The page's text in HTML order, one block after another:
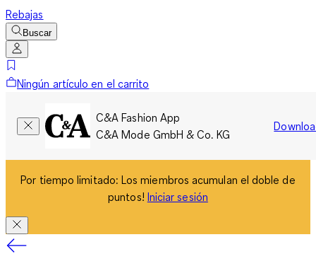
Rebajas
Buscar
Ningún artículo en el carrito
C&A Fashion App
C&A Mode GmbH & Co. KG
Por tiempo limitado: Los miembros acumulan el doble de
puntos! Iniciar sesión